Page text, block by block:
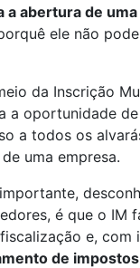
a abertura de
ele não
da Inscrição
a oportunidade
a todos os
uma empresa.
é que o IM
e, com
de